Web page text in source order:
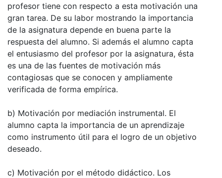
profesor tiene con respecto a esta motivación una
gran tarea. De su labor mostrando la importancia
de la asignatura depende en buena parte la
respuesta del alumno. Si además el alumno capta
el entusiasmo del profesor por la asignatura, ésta
es una de las fuentes de motivación más
contagiosas que se conocen y ampliamente
verificada de forma empírica.
b) Motivación por mediación instrumental. El
alumno capta la importancia de un aprendizaje
como instrumento útil para el logro de un objetivo
deseado.
c) Motivación por el método didáctico. Los